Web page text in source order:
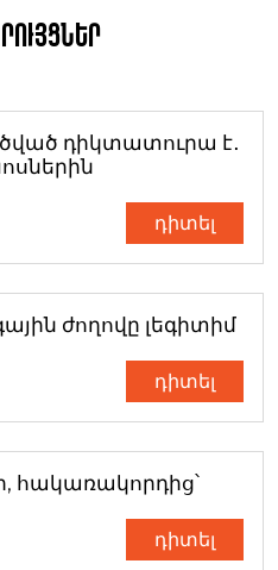
դիկտատուրա է․
դիտել
ժողովը լեգիտիմ
դիտել
հակառակորդից՝
դիտել